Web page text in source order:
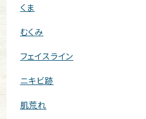
くま
むくみ
フェイスライン
ニキビ跡
肌荒れ